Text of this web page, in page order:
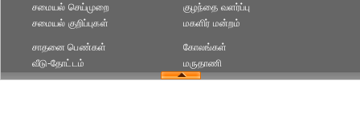
சமையல் செய்முறை
சமையல் குறிப்புகள்
குழந்தை வளர்ப்பு
மகளிர் மன்றம்
சாதனை பெண்கள்
வீடு-தோட்டம்
கோலங்கள்
மருதாணி